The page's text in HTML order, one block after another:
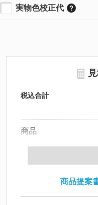
実物色校正代
税込合計
商品
製版代
印刷代
北海道・沖
商品提案